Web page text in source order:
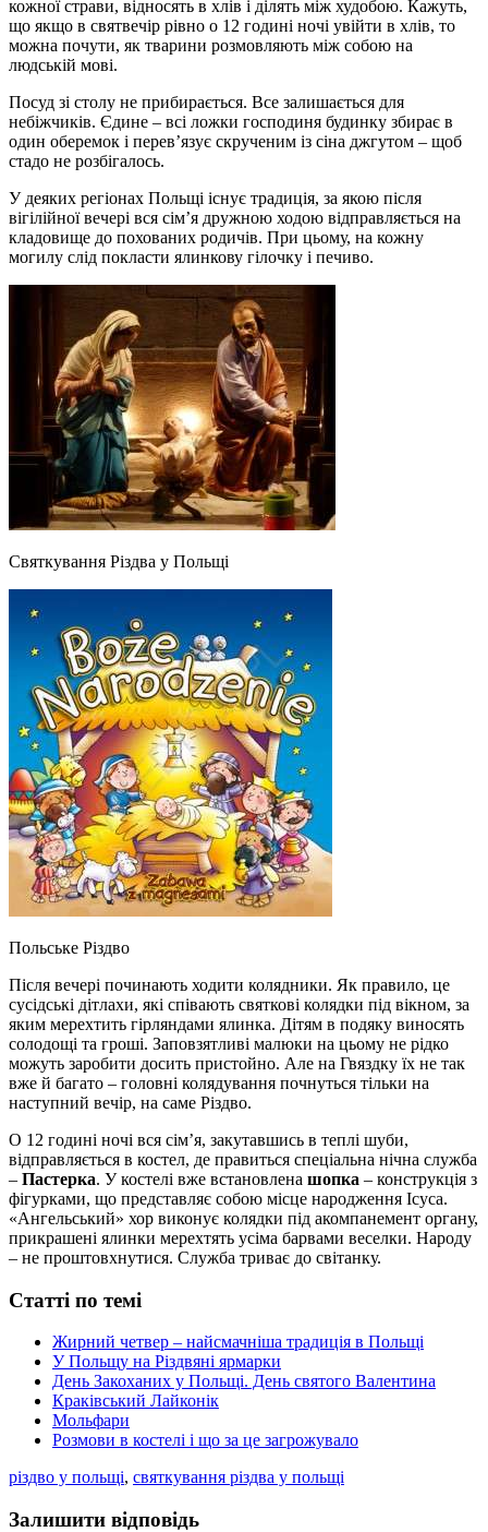
кожної страви, відносять в хлів і ділять між худобою. Кажуть,
що якщо в святвечір рівно о 12 годині ночі увійти в хлів, то
можна почути, як тварини розмовляють між собою на
людській мові.
Посуд зі столу не прибирається. Все залишається для
небіжчиків. Єдине – всі ложки господиня будинку збирає в
один оберемок і перев’язує скрученим із сіна джгутом – щоб
стадо не розбігалось.
У деяких регіонах Польщі існує традиція, за якою після
вігілійної вечері вся сім’я дружною ходою відправляється на
кладовище до похованих родичів. При цьому, на кожну
могилу слід покласти ялинкову гілочку і печиво.
Святкування Різдва у Польщі
Польське Різдво
Після вечері починають ходити колядники. Як правило, це
сусідські дітлахи, які співають святкові колядки під вікном, за
яким мерехтить гірляндами ялинка. Дітям в подяку виносять
солодощі та гроші. Заповзятливі малюки на цьому не рідко
можуть заробити досить пристойно. Але на Гвяздку їх не так
вже й багато – головні колядування почнуться тільки на
наступний вечір, на саме Різдво.
О 12 годині ночі вся сім’я, закутавшись в теплі шуби,
відправляється в костел, де правиться спеціальна нічна служба
– Пастерка. У костелі вже встановлена шопка – конструкція з
фігурками, що представляє собою місце народження Ісуса.
«Ангельський» хор виконує колядки під акомпанемент органу,
прикрашені ялинки мерехтять усіма барвами веселки. Народу
– не проштовхнутися. Служба триває до світанку.
Статті по темі
Жирний четвер – найсмачніша традиція в Польщі
У Польщу на Різдвяні ярмарки
День Закоханих у Польщі. День святого Валентина
Краківський Лайконік
Мольфари
Розмови в костелі і що за це загрожувало
різдво у польщі, святкування різдва у польщі
Залишити відповідь